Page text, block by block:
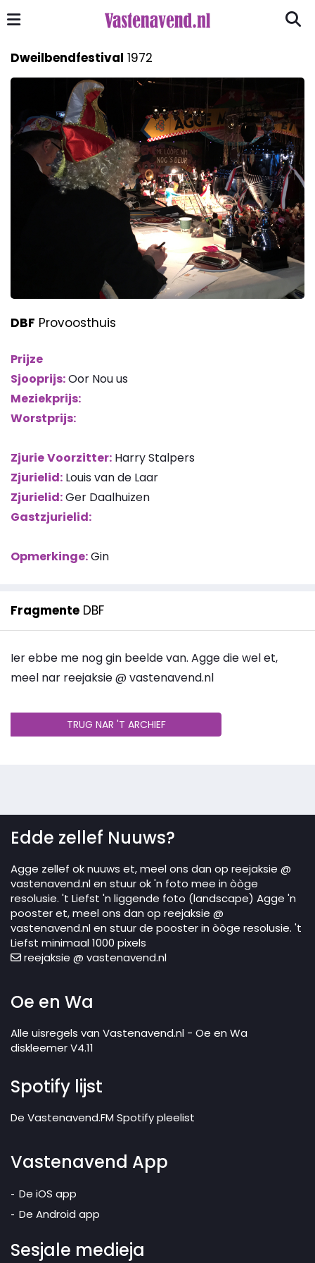
Dweilbendfestival 1972
DBF Provoosthuis
Prijze
Sjooprijs:Oor Nou us
Meziekprijs:
Worstprijs:
ZjurieVoorzitter: Harry Stalpers
Zjurielid: Louis van de Laar
Zjurielid:Ger Daalhuizen
Gastzjurielid:
Opmerkinge:Gin
Fragmente DBF
Ier ebbe me nog gin beelde van. Agge die wel et,
meel nar reejaksie @ vastenavend.nl
TRUG NAR 'T ARCHIEF
Edde zellef Nuuws?
Agge zellef ok nuuws et, meel ons dan op reejaksie @
vastenavend.nl en stuur ok 'n foto mee in òòge
resolusie. 't Liefst 'n liggende foto (landscape) Agge 'n
pooster et, meel ons dan op reejaksie @
vastenavend.nl en stuur de pooster in òòge resolusie. 't
Liefst minimaal 1000 pixels
reejaksie @ vastenavend.nl
Oe en Wa
Alle uisregels van Vastenavend.nl - Oe en Wa
diskleemer V4.11
Spotify lijst
De Vastenavend.FM Spotify pleelist
Vastenavend App
De iOS app
De Android app
Sesjale medieja